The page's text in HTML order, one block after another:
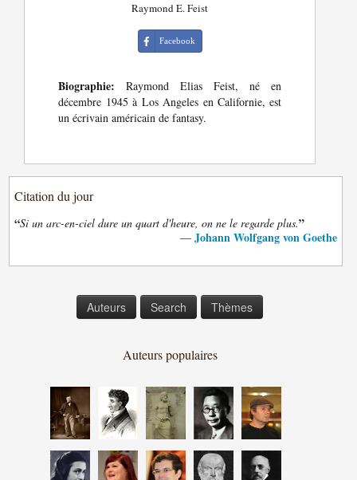
Raymond E. Feist
Facebook
Biographie: Raymond Elias Feist, né en
décembre 1945 à Los Angeles en Californie, est
un écrivain américain de fantasy.
Citation du jour
“Si un arc-en-ciel dure un quart d'heure, on ne le regarde plus.”
— Johann Wolfgang von Goethe
Auteurs Search Thèmes
Auteurs populaires